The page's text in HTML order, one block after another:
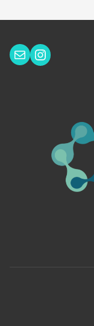
Correo electrónico
Instagram